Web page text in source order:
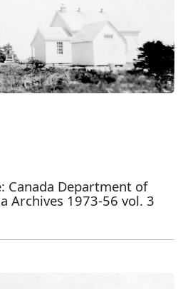
Canada Department of
Archives 1973-56 vol. 3